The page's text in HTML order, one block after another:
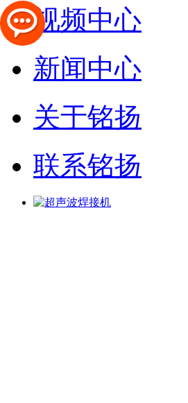
视频中心
新闻中心
关于铭扬
联系铭扬